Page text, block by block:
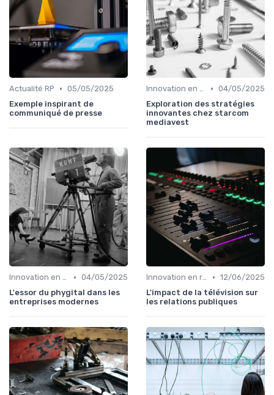
Actualité RP • 05/05/2025
Exemple inspirant de
communiqué de presse
Innovation en relation presse • 04/05/2025
Exploration des stratégies
innovantes chez starcom
mediavest
Innovation en relation presse • 04/05/2025
L'essor du phygital dans les
entreprises modernes
Innovation en relation presse • 12/06/2025
L'impact de la télévision sur
les relations publiques